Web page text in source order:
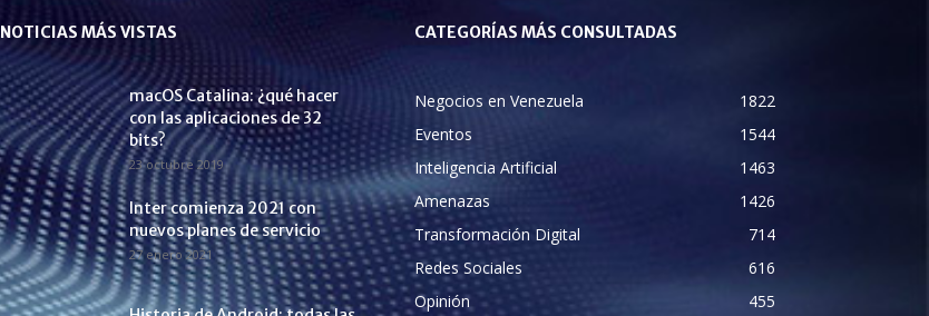
NOTICIAS MÁS VISTAS
macOS Catalina: ¿qué hacer
con las aplicaciones de 32
bits?
23 octubre 2019
Inter comienza 2021 con
nuevos planes de servicio
27 enero 2021
CATEGORÍAS MÁS CONSULTADAS
Negocios en Venezuela
1822
Eventos
1544
Inteligencia Artificial
1463
Amenazas
1426
Transformación Digital
714
Redes Sociales
616
Opinión
455